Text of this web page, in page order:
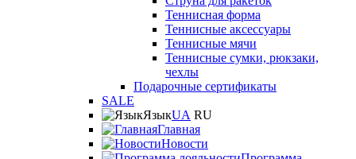
Теннисная форма
Теннисные аксессуары
Теннисные мячи
Теннисные сумки, рюкзаки,
чехлы
Подарочные сертификаты
SALE
ЯзыкUA RU
Главная
Новости